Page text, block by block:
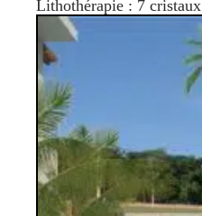
Lithothérapie : 7